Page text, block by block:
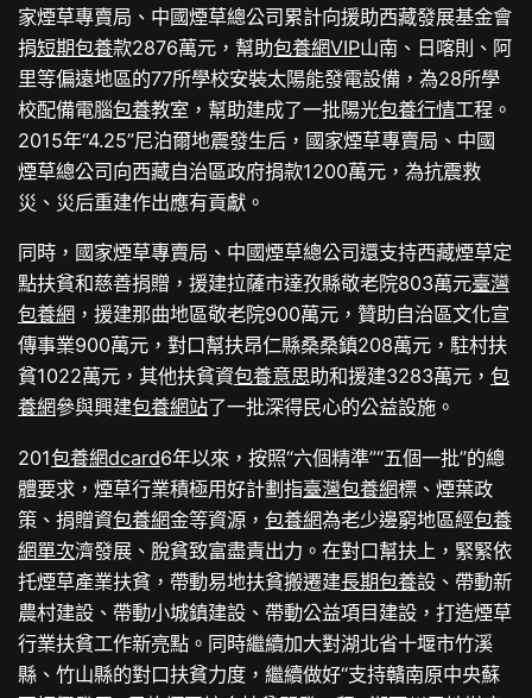
家煙草專賣局、中國煙草總公司累計向援助西藏發展基金會
捐短期包養款2876萬元，幫助包養網VIP山南、日喀則、阿
里等偏遠地區的77所學校安裝太陽能發電設備，為28所學
校配備電腦包養教室，幫助建成了一批陽光包養行情工程。
2015年“4.25”尼泊爾地震發生后，國家煙草專賣局、中國
煙草總公司向西藏自治區政府捐款1200萬元，為抗震救
災、災后重建作出應有貢獻。
同時，國家煙草專賣局、中國煙草總公司還支持西藏煙草定
點扶貧和慈善捐贈，援建拉薩市達孜縣敬老院803萬元臺灣
包養網 ，援建那曲地區敬老院900萬元，贊助自治區文化宣
傳事業900萬元，對口幫扶昂仁縣桑桑鎮208萬元，駐村扶
貧1022萬元，其他扶貧資包養意思助和援建3283萬元，包
養網參與興建包養網站了一批深得民心的公益設施。
201包養網dcard6年以來，按照“六個精準”“五個一批”的總
體要求，煙草行業積極用好計劃指臺灣包養網標、煙葉政
策、捐贈資包養網金等資源，包養網為老少邊窮地區經包養
網單次濟發展、脫貧致富盡責出力。在對口幫扶上，緊緊依
托煙草產業扶貧，帶動易地扶貧搬遷建長期包養設、帶動新
農村建設、帶動小城鎮建設、帶動公益項目建設，打造煙草
行業扶貧工作新亮點。同時繼續加大對湖北省十堰市竹溪
縣、竹山縣的對口扶貧力度，繼續做好“支持贛南原中央蘇